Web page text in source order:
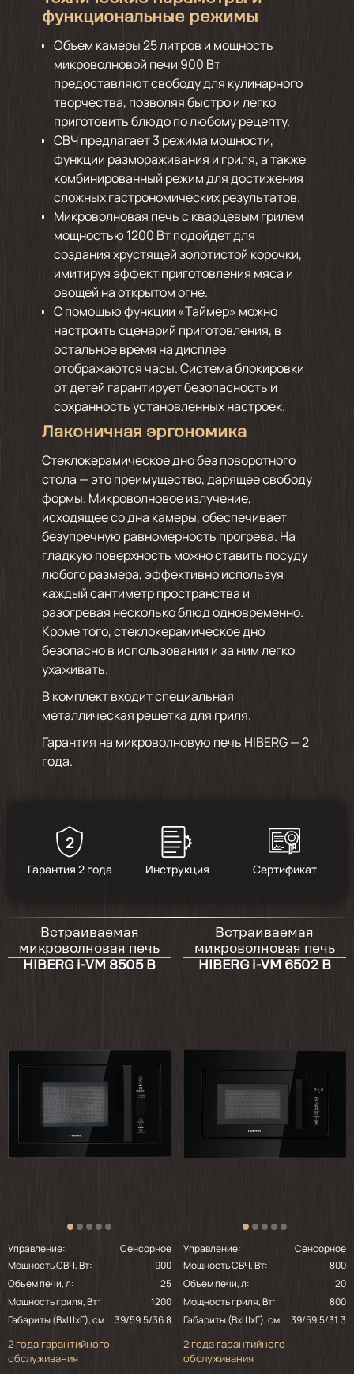
функциональные режимы
Объем камеры 25 литров и мощность
микроволновой печи 900 Вт
предоставляют свободу для кулинарного
творчества, позволяя быстро и легко
приготовить блюдо по любому рецепту.
СВЧ предлагает 3 режима мощности,
функции размораживания и гриля, а также
комбинированный режим для достижения
сложных гастрономических результатов.
Микроволновая печь с кварцевым грилем
мощностью 1200 Вт подойдет для
создания хрустящей золотистой корочки,
имитируя эффект приготовления мяса и
овощей на открытом огне.
С помощью функции «Таймер» можно
настроить сценарий приготовления, в
остальное время на дисплее
отображаются часы. Система блокировки
от детей гарантирует безопасность и
сохранность установленных настроек.
Лаконичная эргономика
Стеклокерамическое дно без поворотного
стола — это преимущество, дарящее свободу
формы. Микроволновое излучение,
исходящее со дна камеры, обеспечивает
безупречную равномерность прогрева. На
гладкую поверхность можно ставить посуду
любого размера, эффективно используя
каждый сантиметр пространства и
разогревая несколько блюд одновременно.
Кроме того, стеклокерамическое дно
безопасно в использовании и за ним легко
ухаживать.
В комплект входит специальная
металлическая решетка для гриля.
Гарантия на микроволновую печь HIBERG — 2
года.
2
Гарантия 2 года Инструкция Сертификат
Встраиваемая
микроволновая печь
HIBERG i-VM 8505 B
Управление:
Сенсорное
Мощность СВЧ, Вт:
900
Объем печи, л:
25
Мощность гриля, Вт:
1200
Габариты (ВхШхГ), см
39/59.5/36.8
2 года гарантийного
обслуживания
Встраиваемая
микроволновая печь
HIBERG i-VM 6502 B
Управление:
Сенсорное
Мощность СВЧ, Вт:
800
Объем печи, л:
20
Мощность гриля, Вт:
800
Габариты (ВхШхГ), см
39/59.5/31.3
2 года гарантийного
обслуживания